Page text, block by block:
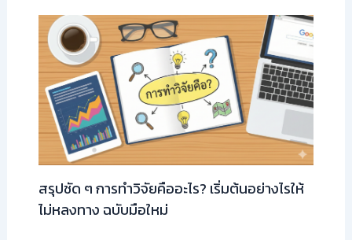
สรุปชัด ๆ การทำวิจัยคืออะไร? เริ่มต้นอย่างไรให้
ไม่หลงทาง ฉบับมือใหม่